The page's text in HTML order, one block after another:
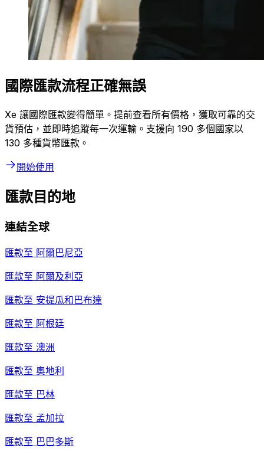
國際匯款流程正確無誤
Xe 讓國際匯款變得簡單。提前查看所有價格，獲取可靠的交
貨預估，並即時追蹤每一次運輸。支援向 190 多個國家以
130 多種貨幣匯款。
開始使用
匯款目的地
連結全球
匯款至 阿爾巴尼亞
匯款至 阿爾及利亞
匯款至 安提瓜和巴布達
匯款至 阿根廷
匯款至 澳洲
匯款至 奧地利
匯款至 巴林
匯款至 孟加拉
匯款至 巴巴多斯